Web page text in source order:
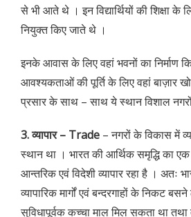
से भी आते थे । इन विद्यार्थियों की शिक्षा के
नियुक्त किए जाते थे ।
इनके आवास के लिए वहां भवनों का निर्माण
आवश्यकताओं की पूर्ति के लिए वहां बाज़ार
प्रसार के साथ – साथ ये स्थान विशाल
3. व्यापार – Trade – नगरों के विकास में
स्थान था । भारत की आर्थिक समृद्धि का
आन्तरिक एवं विदेशी व्यापार रहा है । अतः
व्यापारिक मार्गों एवं बन्दरगाहों के निकट
सुविधापूर्वक कच्चा माल मिल सकता था